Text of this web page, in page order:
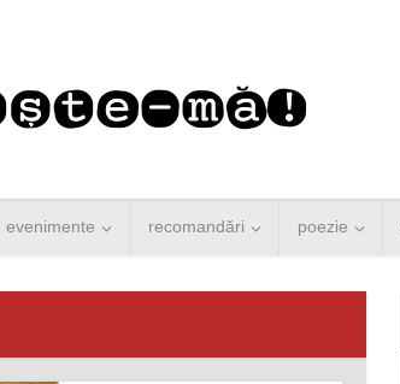
evenimente recomandări poezie